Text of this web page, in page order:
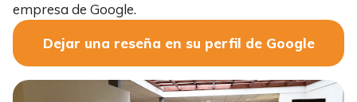
empresa de Google.
Dejar una reseña en su perfil de Google